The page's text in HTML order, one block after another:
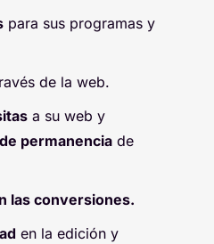
para sus programas y
de la web.
a su web y
permanencia de
las conversiones.
en la edición y